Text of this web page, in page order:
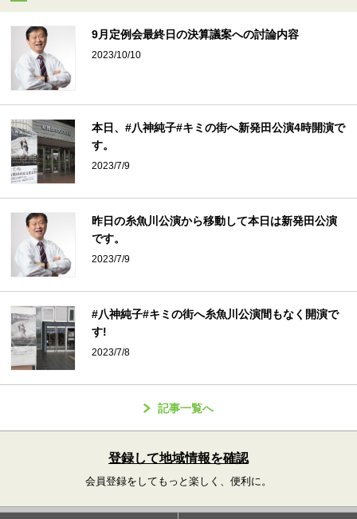
9月定例会最終日の決算議案への討論内容
2023/10/10
本日、#八神純子#キミの街へ新発田公演4時開演で
す。
2023/7/9
昨日の糸魚川公演から移動して本日は新発田公演
です。
2023/7/9
#八神純子#キミの街へ糸魚川公演間もなく開演で
す!
2023/7/8
記事一覧へ
登録して地域情報を確認
会員登録をしてもっと楽しく、便利に。